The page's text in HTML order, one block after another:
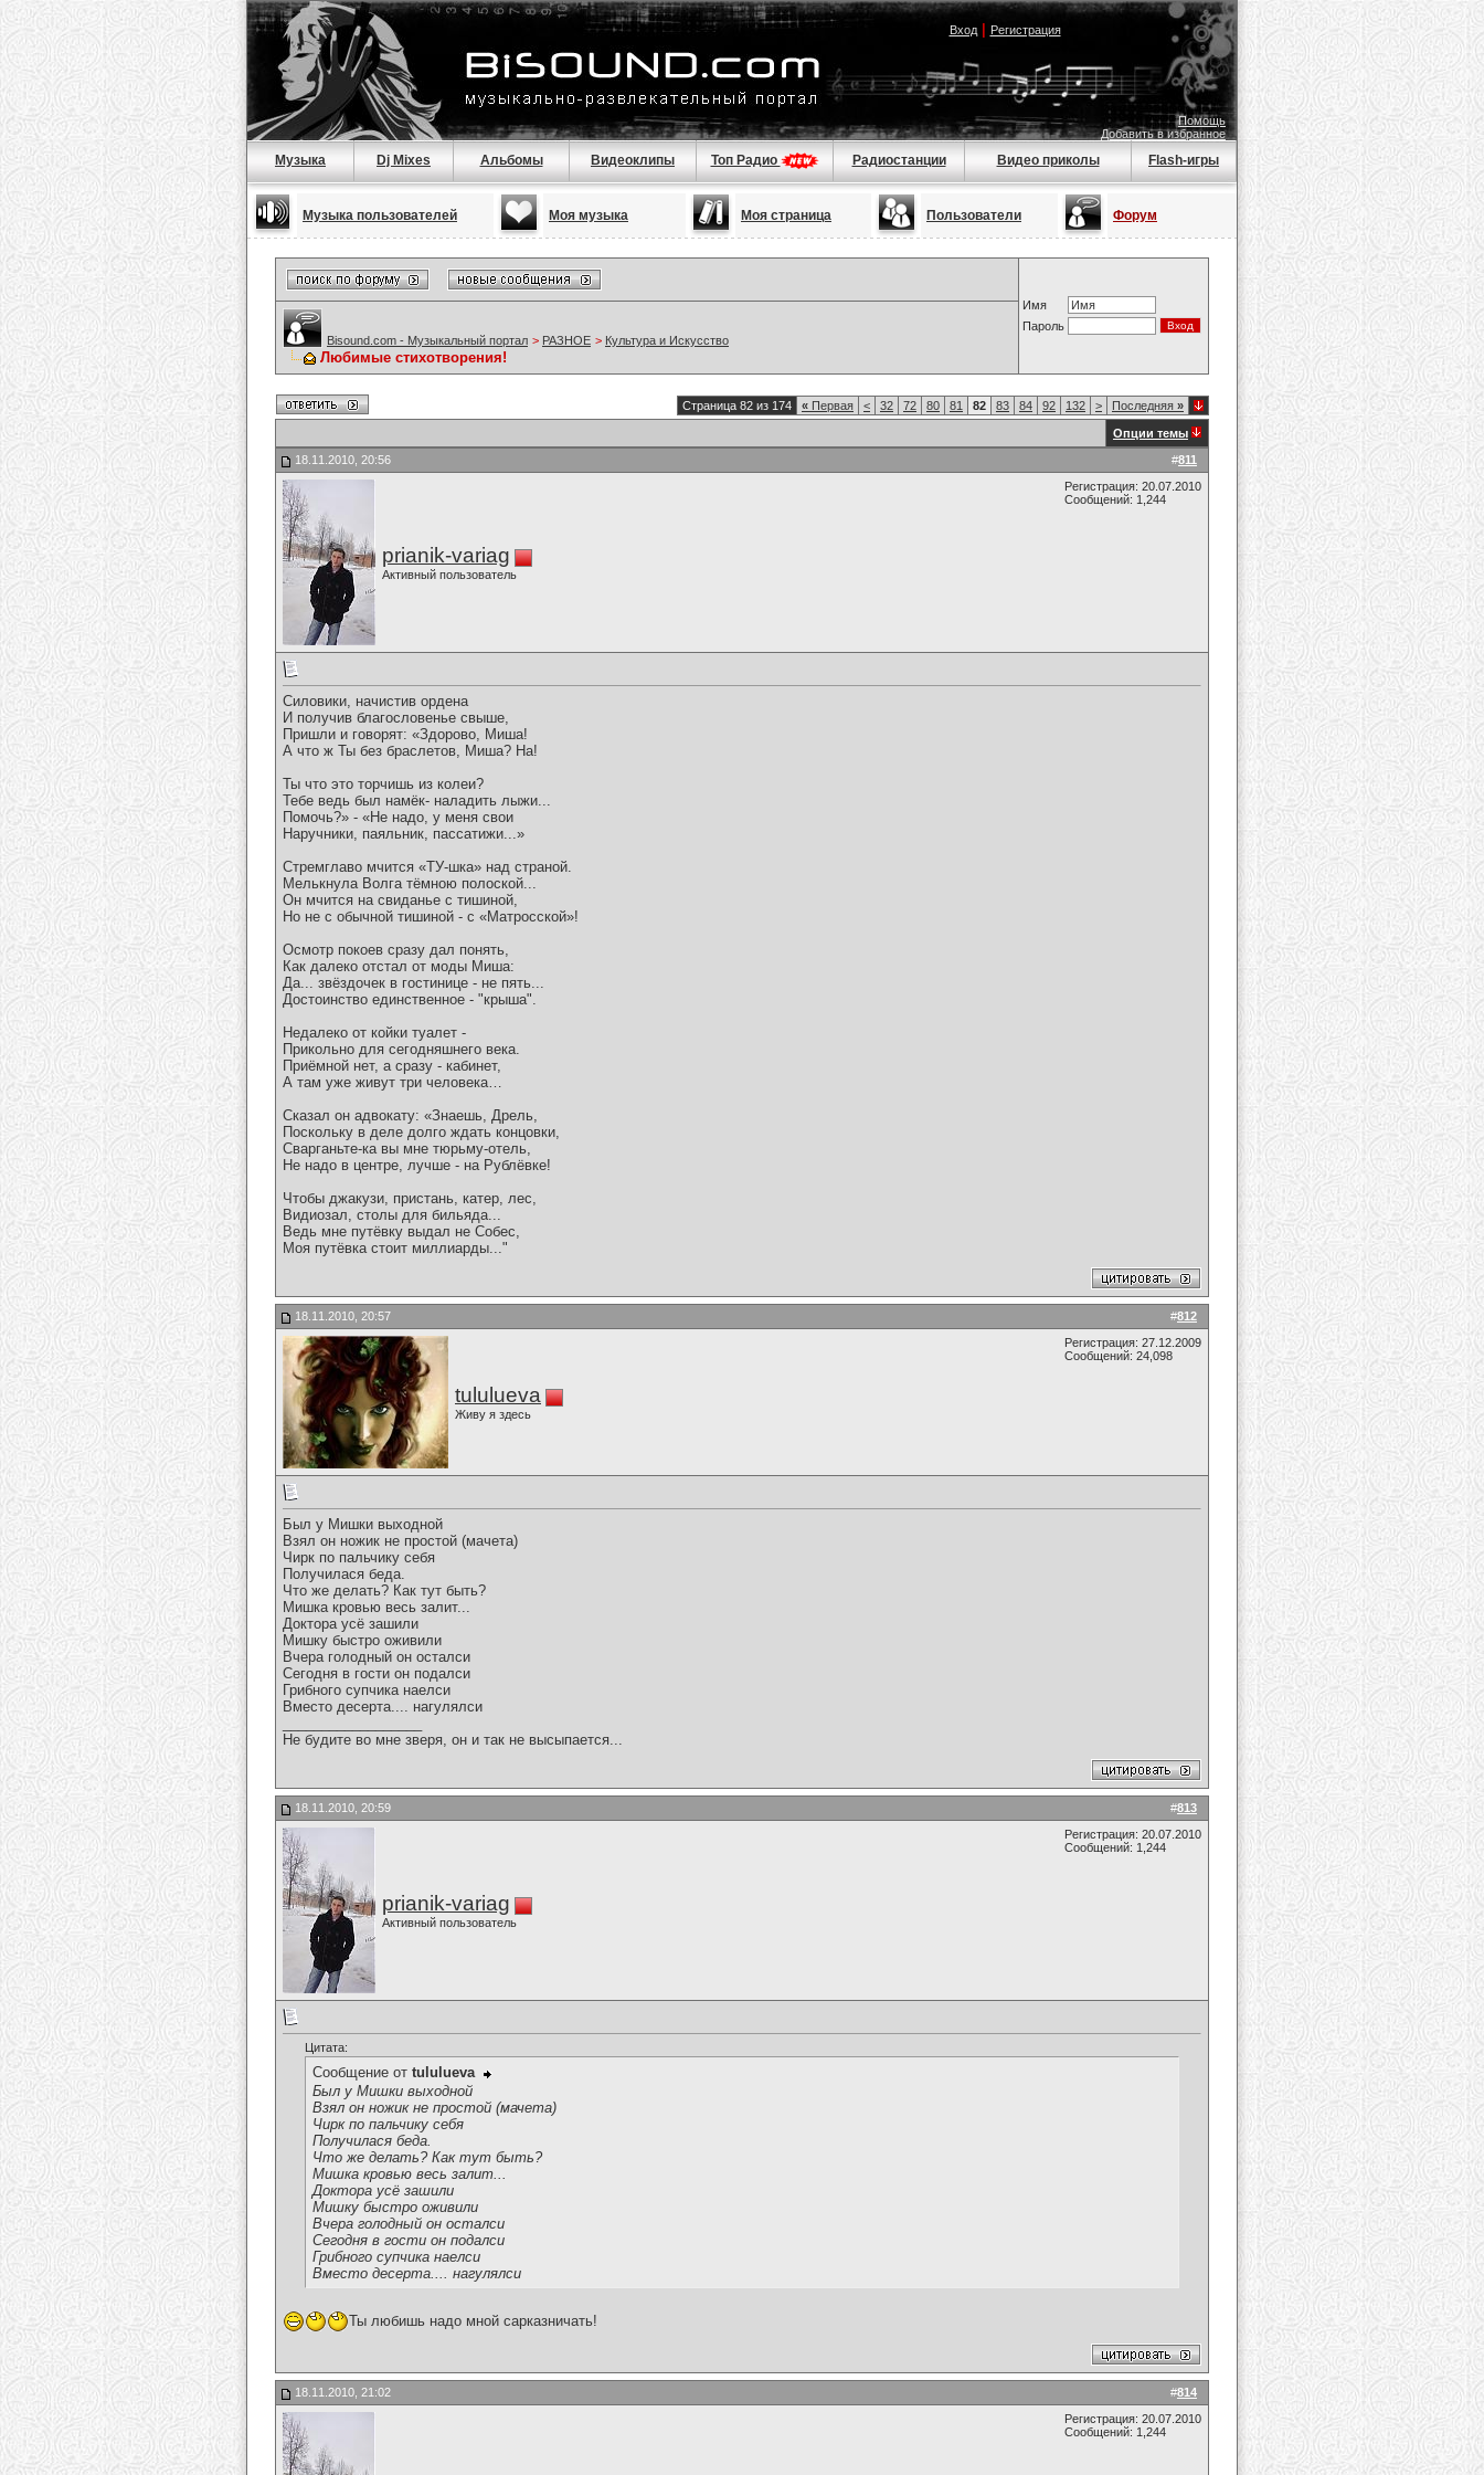
Вход| Регистрация
Помощь
Добавить в избранное
Музыка Dj Mixes Альбомы Видеоклипы Топ Радио Радиостанции Видео приколы Flash-игры
Музыка пользователей Моя музыка Моя страница Пользователи Форум
Имя
Пароль
Bisound.com - Музыкальный портал > РАЗНОЕ > Культура и Искусство
Любимые стихотворения!
Страница 82 из 174 « Первая < 32 72 80 81 82 83 84 92 132 > Последняя »
Опции темы
#811
18.11.2010, 20:56
prianik-variag
Активный пользователь
Регистрация: 20.07.2010
Сообщений: 1,244
Силовики, начистив ордена
И получив благословенье свыше,
Пришли и говорят: «Здорово, Миша!
А что ж Ты без браслетов, Миша? На!
Ты что это торчишь из колеи?
Тебе ведь был намёк- наладить лыжи...
Помочь?» - «Не надо, у меня свои
Наручники, паяльник, пассатижи...»
Стремглаво мчится «ТУ-шка» над страной.
Мелькнула Волга тёмною полоской...
Он мчится на свиданье с тишиной,
Но не с обычной тишиной - с «Матросской»!
Осмотр покоев сразу дал понять,
Как далеко отстал от моды Миша:
Да... звёздочек в гостинице - не пять...
Достоинство единственное - "крыша".
Недалеко от койки туалет -
Прикольно для сегодняшнего века.
Приёмной нет, а сразу - кабинет,
А там уже живут три человека…
Сказал он адвокату: «Знаешь, Дрель,
Поскольку в деле долго ждать концовки,
Сварганьте-ка вы мне тюрьму-отель,
Не надо в центре, лучше - на Рублёвке!
Чтобы джакузи, пристань, катер, лес,
Видиозал, столы для бильяда...
Ведь мне путёвку выдал не Собес,
Моя путёвка стоит миллиарды..."
#812
18.11.2010, 20:57
tululueva
Живу я здесь
Регистрация: 27.12.2009
Сообщений: 24,098
Был у Мишки выходной
Взял он ножик не простой (мачета)
Чирк по пальчику себя
Получилася беда.
Что же делать? Как тут быть?
Мишка кровью весь залит...
Доктора усё зашили
Мишку быстро оживили
Вчера голодный он осталси
Сегодня в гости он подалси
Грибного супчика наелси
Вместо десерта.... нагулялси
Не будите во мне зверя, он и так не высыпается...
#813
18.11.2010, 20:59
prianik-variag
Активный пользователь
Регистрация: 20.07.2010
Сообщений: 1,244
Цитата:
Сообщение от tululueva
Был у Мишки выходной
Взял он ножик не простой (мачета)
Чирк по пальчику себя
Получилася беда.
Что же делать? Как тут быть?
Мишка кровью весь залит...
Доктора усё зашили
Мишку быстро оживили
Вчера голодный он осталси
Сегодня в гости он подалси
Грибного супчика наелси
Вместо десерта.... нагулялси
Ты любишь надо мной сарказничать!
#814
18.11.2010, 21:02
Регистрация: 20.07.2010
Сообщений: 1,244